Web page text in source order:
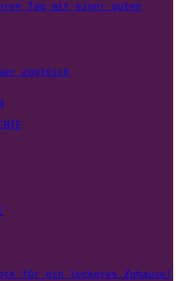
Tag mit einer guten
zugleich
für ein leckeres Zuhause!